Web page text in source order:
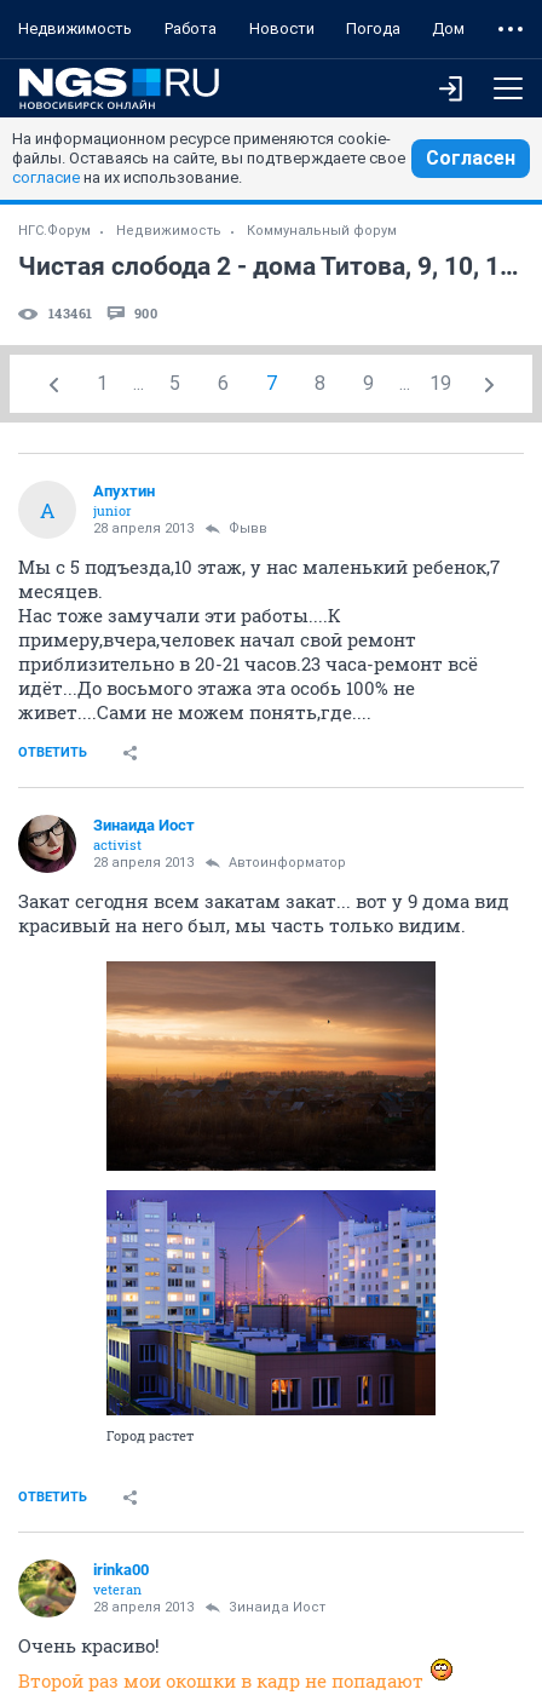
Недвижимость Работа Новости Погода Дом
На информационном ресурсе применяются cookie-
файлы. Оставаясь на сайте, вы подтверждаете свое
согласие на их использование.
Согласен
НГС.Форум Недвижимость Коммунальный форум
Чистая слобода 2 - дома Титова, 9, 10, 14, 16, 17, 18 стр. (часть 19)
143461 900
1 ... 5 6 7 8 9 ... 19
А
Апухтин
junior
28 апреля 2013 Фывв
Мы с 5 подъезда,10 этаж, у нас маленький ребенок,7
месяцев.
Нас тоже замучали эти работы....К
примеру,вчера,человек начал свой ремонт
приблизительно в 20-21 часов.23 часа-ремонт всё
идёт...До восьмого этажа эта особь 100% не
живет....Сами не можем понять,где....
ОТВЕТИТЬ
Зинаида Иост
activist
28 апреля 2013 Автоинформатор
Закат сегодня всем закатам закат... вот у 9 дома вид
красивый на него был, мы часть только видим.
Город растет
ОТВЕТИТЬ
irinka00
veteran
28 апреля 2013 Зинаида Иост
Очень красиво!
Второй раз мои окошки в кадр не попадают